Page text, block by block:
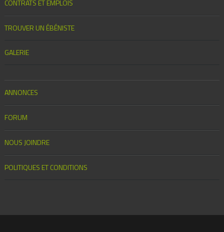
CONTRATS ET EMPLOIS
TROUVER UN ÉBÉNISTE
GALERIE
ANNONCES
FORUM
NOUS JOINDRE
POLITIQUES ET CONDITIONS